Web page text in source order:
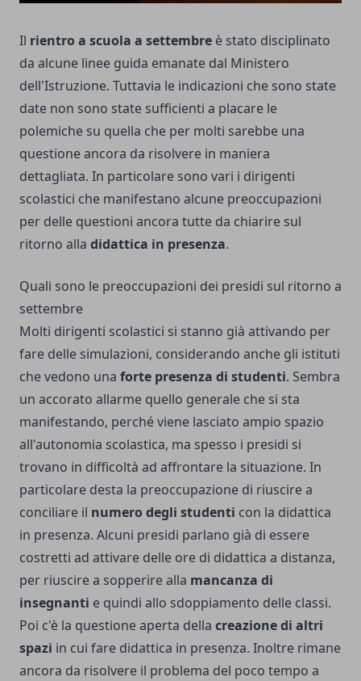
Il rientro a scuola a settembre è stato disciplinato
da alcune linee guida emanate dal Ministero
dell'Istruzione. Tuttavia le indicazioni che sono state
date non sono state sufficienti a placare le
polemiche su quella che per molti sarebbe una
questione ancora da risolvere in maniera
dettagliata. In particolare sono vari i dirigenti
scolastici che manifestano alcune preoccupazioni
per delle questioni ancora tutte da chiarire sul
ritorno alla didattica in presenza.
Quali sono le preoccupazioni dei presidi sul ritorno a
settembre
Molti dirigenti scolastici si stanno già attivando per
fare delle simulazioni, considerando anche gli istituti
che vedono una forte presenza di studenti. Sembra
un accorato allarme quello generale che si sta
manifestando, perché viene lasciato ampio spazio
all'autonomia scolastica, ma spesso i presidi si
trovano in difficoltà ad affrontare la situazione. In
particolare desta la preoccupazione di riuscire a
conciliare il numero degli studenti con la didattica
in presenza. Alcuni presidi parlano già di essere
costretti ad attivare delle ore di didattica a distanza,
per riuscire a sopperire alla mancanza di
insegnanti e quindi allo sdoppiamento delle classi.
Poi c'è la questione aperta della creazione di altri
spazi in cui fare didattica in presenza. Inoltre rimane
ancora da risolvere il problema del poco tempo a